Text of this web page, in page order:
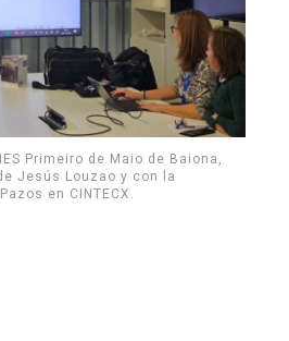
Primeiro de Maio de Baiona,
Jesús Louzao y con la
en CINTECX.